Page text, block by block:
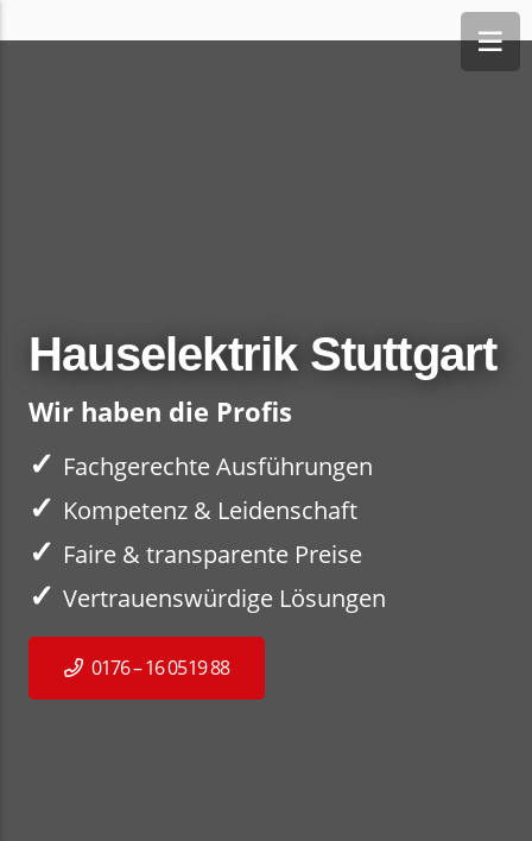
Hauselektrik Stuttgart
Wir haben die Profis
✓ Fachgerechte Ausführungen
✓ Kompetenz & Leidenschaft
✓ Faire & transparente Preise
✓ Vertrauenswürdige Lösungen
0176 – 16 0519 88